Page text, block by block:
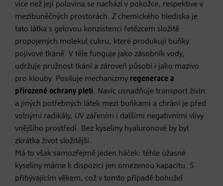
více než její polovina se nachází v pokožce, respektive v
mezibuněčných prostorách. Z chemického hlediska je
tato látka s gelovou konzistencí řetězcem složitě
propojených molekul cukru, které produkují buňky
pojivové tkáně. V těle funguje jako zásobník vody,
udržuje pružnost tkání a zároveň působí i jako mazivo
pro klouby. Posiluje mechanizmy regenerace a
přirozené ochrany pleti. Navíc usnadňuje transport živin
a jiných potřebných látek mezi buňkami a chrání je před
volnými radikály, UV zářením i dalšími negativními vlivy
vnějšího prostředí. Bez kyseliny hyaluronové by byl
zkrátka život složitější.
Má to však samozřejmě jeden háček: téhle úžasné
kyseliny máme k dispozici jen omezenou kapacitu. S
přibývajícím věkem, což v tomto případě bohužel